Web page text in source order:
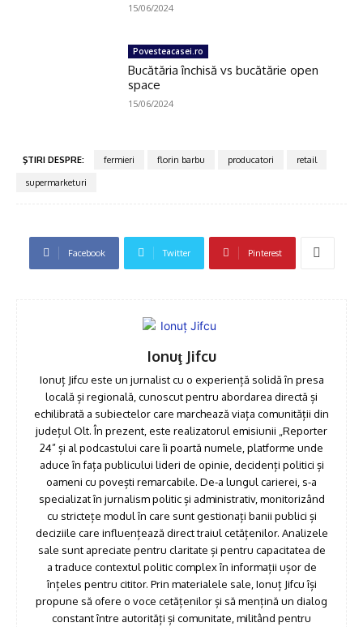
15/06/2024
Povesteacasei.ro
Bucătăria închisă vs bucătărie open
space
15/06/2024
ŞTIRI DESPRE: fermieri florin barbu producatori
retail
supermarketuri
Facebook Twitter Pinterest
Ionuţ Jifcu
Ionuț Jifcu este un jurnalist cu o experiență solidă în presa
locală și regională, cunoscut pentru abordarea directă și
echilibrată a subiectelor care marchează viața comunității din
județul Olt. În prezent, este realizatorul emisiunii „Reporter
24” și al podcastului care îi poartă numele, platforme unde
aduce în fața publicului lideri de opinie, decidenți politici și
oameni cu povești remarcabile. De-a lungul carierei, s-a
specializat în jurnalism politic și administrativ, monitorizând
cu strictețe modul în care sunt gestionați banii publici și
deciziile care influențează direct traiul cetățenilor. Analizele
sale sunt apreciate pentru claritate și pentru capacitatea de
a traduce contextul politic complex în informații ușor de
înțeles pentru cititor. Prin materialele sale, Ionuț Jifcu își
propune să ofere o voce cetățenilor și să mențină un dialog
constant între autorități și comunitate, militând pentru